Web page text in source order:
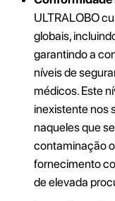
ULTRALOBO
globais,
garantindo a
níveis de
médicos. Este
inexistente nos
naqueles que
contaminação
fornecimento
de elevada